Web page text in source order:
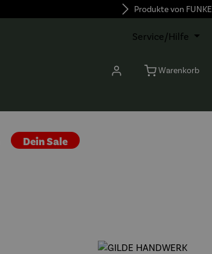
Produkte von FUNKE
Service/Hilfe
Warenkorb
Dein Sale